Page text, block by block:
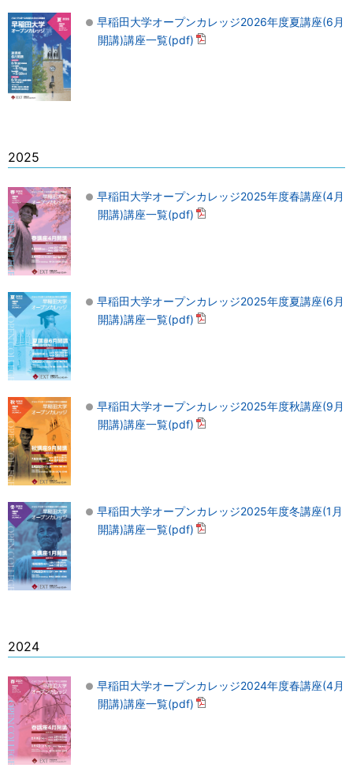
早稲田大学オープンカレッジ2026年度夏講座(6月
開講)講座一覧(pdf)
2025
早稲田大学オープンカレッジ2025年度春講座(4月
開講)講座一覧(pdf)
早稲田大学オープンカレッジ2025年度夏講座(6月
開講)講座一覧(pdf)
早稲田大学オープンカレッジ2025年度秋講座(9月
開講)講座一覧(pdf)
早稲田大学オープンカレッジ2025年度冬講座(1月
開講)講座一覧(pdf)
2024
早稲田大学オープンカレッジ2024年度春講座(4月
開講)講座一覧(pdf)